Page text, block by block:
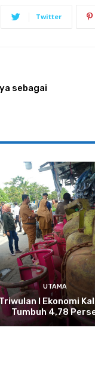
Twitter
sebagai
UTAMA
Triwulan I Ekonomi
Tumbuh 4,78